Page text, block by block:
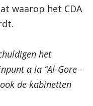
waarop het CDA
het
a la “Al-Gore -
de kabinetten